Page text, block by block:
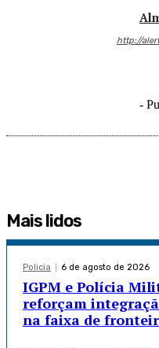
http://
-
Mais lidos
Policia 6 de agosto de 2026
IGPM e Polícia
reforçam
na faixa de